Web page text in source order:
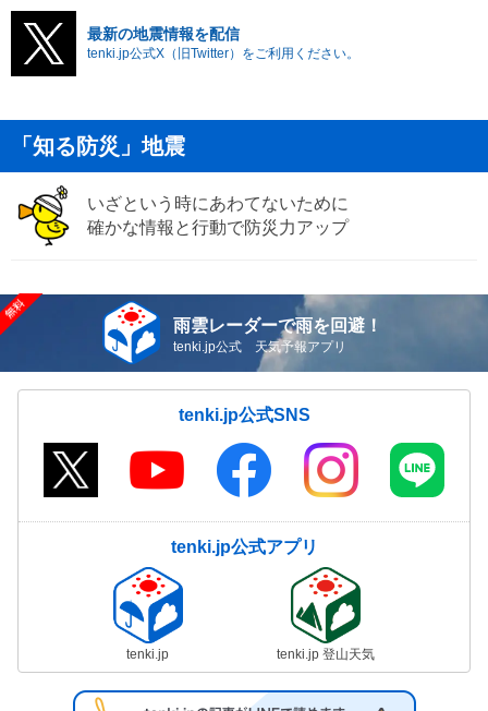
最新の地震情報を配信
tenki.jp公式X（旧Twitter）をご利用ください。
「知る防災」地震
いざという時にあわてないために
確かな情報と行動で防災力アップ
雨雲レーダーで雨を回避！
tenki.jp公式 天気予報アプリ
tenki.jp公式SNS
tenki.jp公式アプリ
tenki.jp tenki.jp 登山天気